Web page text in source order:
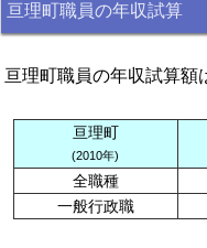
亘理町職員の年収試算
亘理町職員の年収試算額
亘理町
(2010年)
全職種
一般行政職